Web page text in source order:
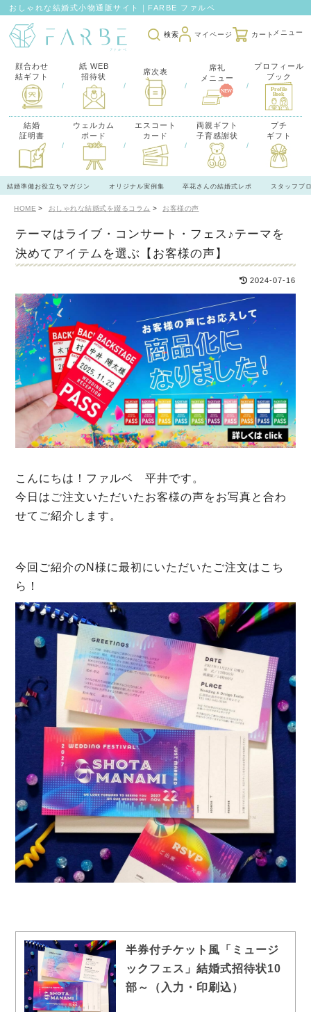
おしゃれな結婚式小物通販サイト｜FARBE ファルベ
検索 マイページ カート
顔合わせ
結ギフト
/
紙 WEB
招待状
/
席次表
/
席礼
メニュー
/
プロフィール
ブック
結婚
証明書
/
ウェルカム
ボード
/
エスコート
カード
/
両親ギフト
子育感謝状
/
プチ
ギフト
結婚準備お役立ちマガジン オリジナル実例集 卒花さんの結婚式レポ スタッフブ
HOME おしゃれな結婚式を綴るコラム お客様の声
テーマはライブ・コンサート・フェス♪テーマを
決めてアイテムを選ぶ【お客様の声】
2024-07-16
こんにちは！ファルベ 平井です。
今日はご注文いただいたお客様の声をお写真と合わ
せてご紹介します。
今回ご紹介のN様に最初にいただいたご注文はこち
ら！
半券付チケット風「ミュージ
ックフェス」結婚式招待状10
部～（入力・印刷込）